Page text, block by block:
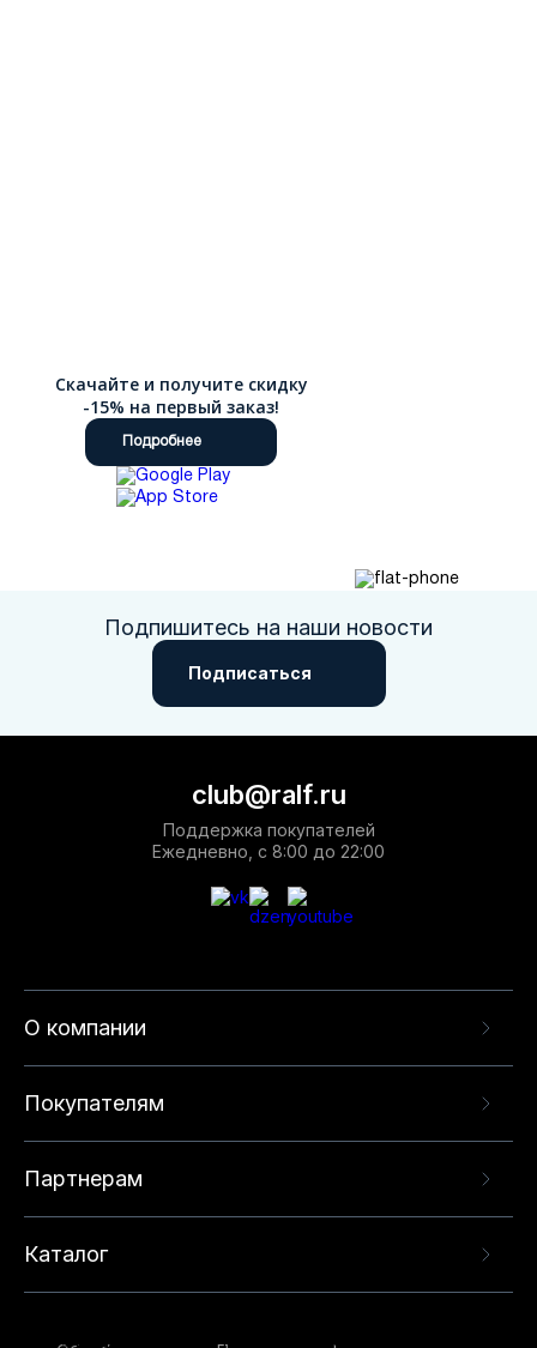
Скачайте и получите скидку
-15% на первый заказ!
Подробнее
Подпишитесь на наши новости
Подписаться
О компании
Покупателям
Партнерам
Каталог
club@ralf.ru
Поддержка покупателей
Ежедневно, с 8:00 до 22:00